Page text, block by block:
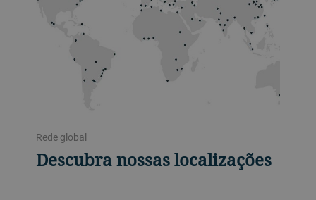
Rede global
Descubra nossas localizações